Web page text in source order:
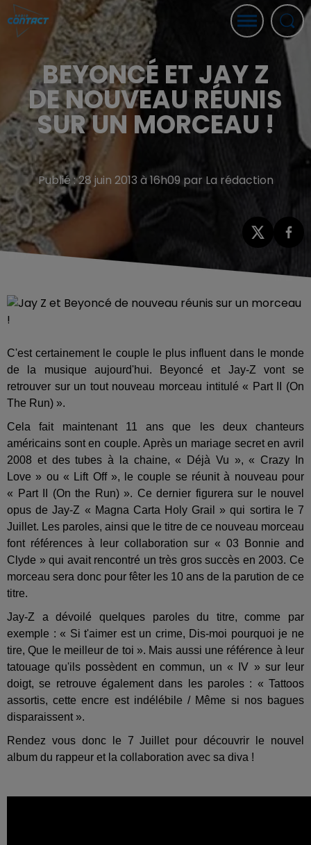
BEYONCÉ ET JAY Z
DE NOUVEAU RÉUNIS
SUR UN MORCEAU !
Publié : 28 juin 2013 à 16h09 par La rédaction
C'est certainement le couple le plus influent dans le monde
de la musique aujourd'hui. Beyoncé et Jay-Z vont se
retrouver sur un tout nouveau morceau intitulé « Part II (On
The Run) ».
Cela fait maintenant 11 ans que les deux chanteurs
américains sont en couple. Après un mariage secret en avril
2008 et des tubes à la chaine, « Déjà Vu », « Crazy In
Love » ou « Lift Off », le couple se réunit à nouveau pour
« Part II (On the Run) ». Ce dernier figurera sur le nouvel
opus de Jay-Z « Magna Carta Holy Grail » qui sortira le 7
Juillet. Les paroles, ainsi que le titre de ce nouveau morceau
font références à leur collaboration sur « 03 Bonnie and
Clyde » qui avait rencontré un très gros succès en 2003. Ce
morceau sera donc pour fêter les 10 ans de la parution de ce
titre.
Jay-Z a dévoilé quelques paroles du titre, comme par
exemple : « Si t'aimer est un crime, Dis-moi pourquoi je ne
tire, Que le meilleur de toi ». Mais aussi une référence à leur
tatouage qu'ils possèdent en commun, un « IV » sur leur
doigt, se retrouve également dans les paroles : « Tattoos
assortis, cette encre est indélébile / Même si nos bagues
disparaissent ».
Rendez vous donc le 7 Juillet pour découvrir le nouvel
album du rappeur et la collaboration avec sa diva !